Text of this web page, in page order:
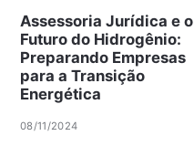
Assessoria Jurídica e o
Futuro do Hidrogênio:
Preparando Empresas
para a Transição
Energética
08/11/2024